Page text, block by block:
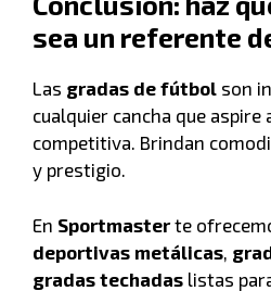
sea un referente
Las gradas de fútbol son
cualquier cancha que
competitiva. Brindan
y prestigio.
En Sportmasterte
deportivas metálicas
gradas techadas listas